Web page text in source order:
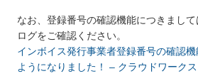
なお、登録番号の確認機能につきまし
ログをご確認ください。
インボイス発行事業者登録番号の確認
ようになりました！ – クラウドワーク